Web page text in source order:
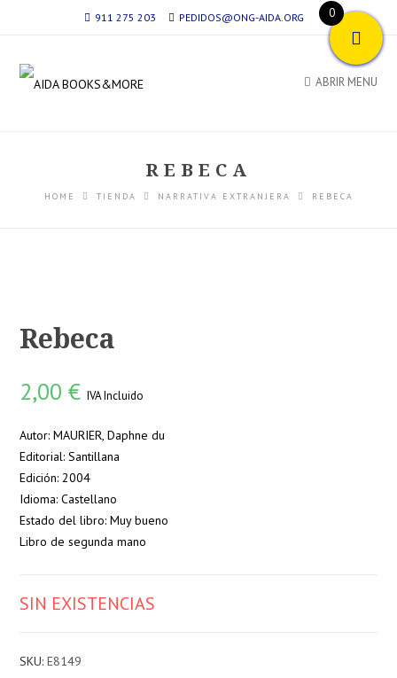
911 275 203 PEDIDOS@ONG-AIDA.ORG
ABRIR MENU
REBECA
HOME TIENDA NARRATIVA EXTRANJERA REBECA
Rebeca
2,00€ IVA Incluido
Autor: MAURIER, Daphne du
Editorial: Santillana
Edición: 2004
Idioma: Castellano
Estado del libro: Muy bueno
Libro de segunda mano
SIN EXISTENCIAS
SKU:E8149
0